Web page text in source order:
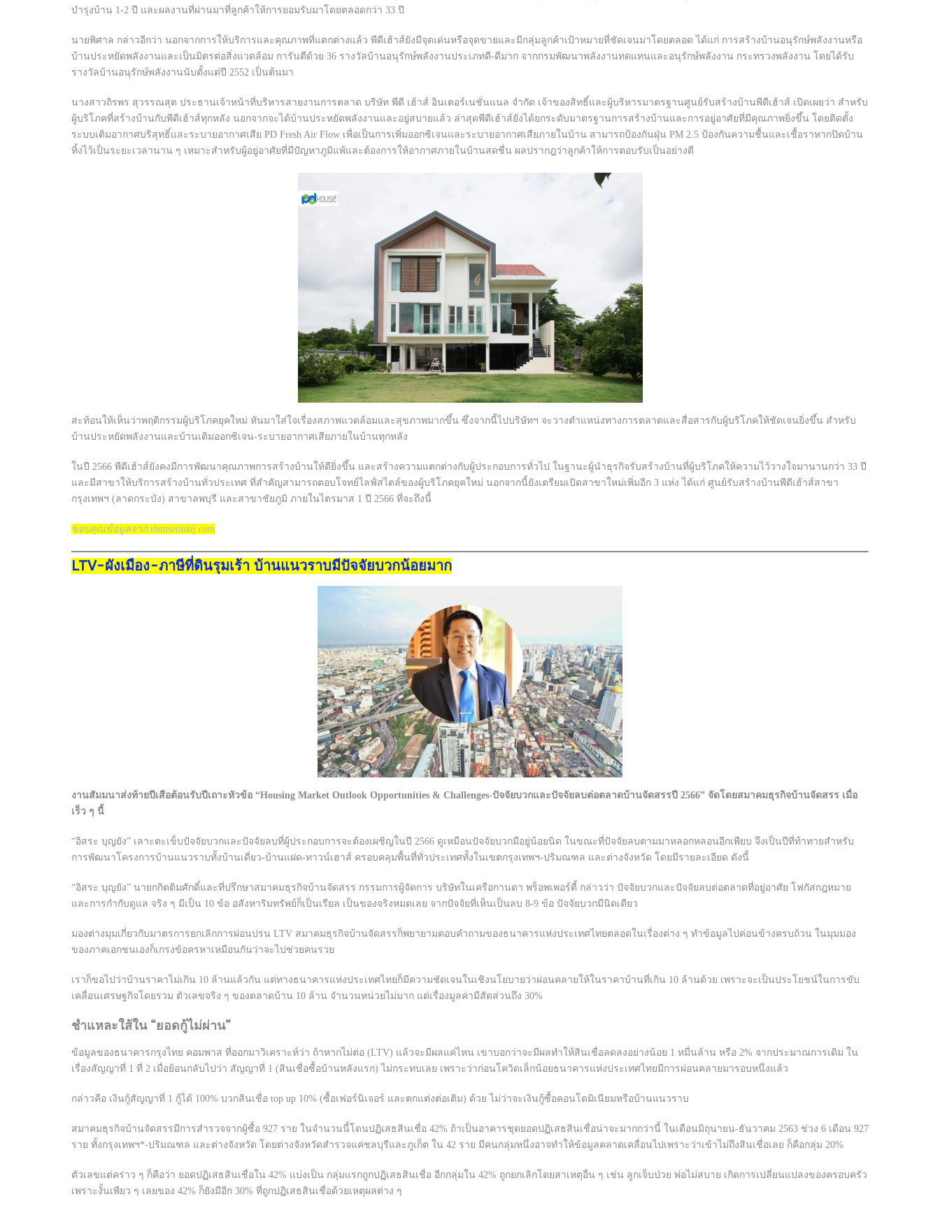
บำรุงบ้าน 1-2 ปี และผลงานที่ผ่านมาที่ลูกค้าให้การยอมรับมาโดยตลอดกว่า 33 ปี
นายพิศาล กล่าวอีกว่า นอกจากการให้บริการและคุณภาพที่แตกต่างแล้ว พีดีเฮ้าส์ยังมีจุดเด่นหรือจุดขายและมีกลุ่มลูกค้าเป้าหมายที่ชัดเจนมาโดยตลอด ได้แก่ การสร้างบ้านอนุรักษ์พลังงานหรือ
บ้านประหยัดพลังงานและเป็นมิตรต่อสิ่งแวดล้อม การันตีด้วย 36 รางวัลบ้านอนุรักษ์พลังงานประเภทดี-ดีมาก จากกรมพัฒนาพลังงานทดแทนและอนุรักษ์พลังงาน กระทรวงพลังงาน โดยได้รับ
รางวัลบ้านอนุรักษ์พลังงานนับตั้งแต่ปี 2552 เป็นต้นมา
นางสาวถิรพร สุวรรณสุต ประธานเจ้าหน้าที่บริหารสายงานการตลาด บริษัท พีดี เฮ้าส์ อินเตอร์เนชั่นแนล จำกัด เจ้าของสิทธิ์และผู้บริหารมาตรฐานศูนย์รับสร้างบ้านพีดีเฮ้าส์ เปิดเผยว่า สำหรับ
ผู้บริโภคที่สร้างบ้านกับพีดีเฮ้าส์ทุกหลัง นอกจากจะได้บ้านประหยัดพลังงานและอยู่สบายแล้ว ล่าสุดพีดีเฮ้าส์ยังได้ยกระดับมาตรฐานการสร้างบ้านและการอยู่อาศัยที่มีคุณภาพยิ่งขึ้น โดยติดตั้ง
ระบบเติมอากาศบริสุทธิ์และระบายอากาศเสีย PD Fresh Air Flow เพื่อเป็นการเพิ่มออกซิเจนและระบายอากาศเสียภายในบ้าน สามารถป้องกันฝุ่น PM 2.5 ป้องกันความชื้นและเชื้อราหากปิดบ้าน
ทิ้งไว้เป็นระยะเวลานาน ๆ เหมาะสำหรับผู้อยู่อาศัยที่มีปัญหาภูมิแพ้และต้องการให้อากาศภายในบ้านสดชื่น ผลปรากฎว่าลูกค้าให้การตอบรับเป็นอย่างดี
สะท้อนให้เห็นว่าพฤติกรรมผู้บริโภคยุคใหม่ หันมาใส่ใจเรื่องสภาพแวดล้อมและสุขภาพมากขึ้น ซึ่งจากนี้ไปบริษัทฯ จะวางตำแหน่งทางการตลาดและสื่อสารกับผู้บริโภคให้ชัดเจนยิ่งขึ้น สำหรับ
บ้านประหยัดพลังงานและบ้านเติมออกซิเจน-ระบายอากาศเสียภายในบ้านทุกหลัง
ในปี 2566 พีดีเฮ้าส์ยังคงมีการพัฒนาคุณภาพการสร้างบ้านให้ดียิ่งขึ้น และสร้างความแตกต่างกับผู้ประกอบการทั่วไป ในฐานะผู้นำธุรกิจรับสร้างบ้านที่ผู้บริโภคให้ความไว้วางใจมานานกว่า 33 ปี
และมีสาขาให้บริการสร้างบ้านทั่วประเทศ ที่สำคัญสามารถตอบโจทย์ไลฟ์สไตล์ของผู้บริโภคยุคใหม่ นอกจากนี้ยังเตรียมเปิดสาขาใหม่เพิ่มอีก 3 แห่ง ได้แก่ ศูนย์รับสร้างบ้านพีดีเฮ้าส์สาขา
กรุงเทพฯ (ลาดกระบัง) สาขาลพบุรี และสาขาชัยภูมิ ภายในไตรมาส 1 ปี 2566 ที่จะถึงนี้
ขอบคุณข้อมูลจาก thansettakij.com
LTV-ผังเมือง-ภาษีที่ดินรุมเร้า บ้านแนวราบมีปัจจัยบวกน้อยมาก
งานสัมมนาส่งท้ายปีเสือต้อนรับปีเถาะหัวข้อ “Housing Market Outlook Opportunities & Challenges-ปัจจัยบวกและปัจจัยลบต่อตลาดบ้านจัดสรรปี 2566” จัดโดยสมาคมธุรกิจบ้านจัดสรร เมื่อ
เร็ว ๆ นี้
“อิสระ บุญยัง” เลาะตะเข็บปัจจัยบวกและปัจจัยลบที่ผู้ประกอบการจะต้องเผชิญในปี 2566 ดูเหมือนปัจจัยบวกมีอยู่น้อยนิด ในขณะที่ปัจจัยลบตามมาหลอกหลอนอีกเพียบ จึงเป็นปีที่ท้าทายสำหรับ
การพัฒนาโครงการบ้านแนวราบทั้งบ้านเดี่ยว-บ้านแฝด-ทาวน์เฮาส์ ครอบคลุมพื้นที่ทั่วประเทศทั้งในเขตกรุงเทพฯ-ปริมณฑล และต่างจังหวัด โดยมีรายละเอียด ดังนี้
“อิสระ บุญยัง” นายกกิตติมศักดิ์และที่ปรึกษาสมาคมธุรกิจบ้านจัดสรร กรรมการผู้จัดการ บริษัทในเครือกานดา พร็อพเพอร์ตี้ กล่าวว่า ปัจจัยบวกและปัจจัยลบต่อตลาดที่อยู่อาศัย โฟกัสกฎหมาย
และการกำกับดูแล จริง ๆ มีเป็น 10 ข้อ อสังหาริมทรัพย์ก็เป็นเรียล เป็นของจริงหมดเลย จากปัจจัยที่เห็นเป็นลบ 8-9 ข้อ ปัจจัยบวกมีนิดเดียว
มองต่างมุมเกี่ยวกับมาตรการยกเลิกการผ่อนปรน LTV สมาคมธุรกิจบ้านจัดสรรก็พยายามตอบคำถามของธนาคารแห่งประเทศไทยตลอดในเรื่องต่าง ๆ ทำข้อมูลไปค่อนข้างครบถ้วน ในมุมมอง
ของภาคเอกชนเองก็เกรงข้อครหาเหมือนกันว่าจะไปช่วยคนรวย
เราก็ขอไปว่าบ้านราคาไม่เกิน 10 ล้านแล้วกัน แต่ทางธนาคารแห่งประเทศไทยก็มีความชัดเจนในเชิงนโยบายว่าผ่อนคลายให้ในราคาบ้านที่เกิน 10 ล้านด้วย เพราะจะเป็นประโยชน์ในการขับ
เคลื่อนเศรษฐกิจโดยรวม ตัวเลขจริง ๆ ของตลาดบ้าน 10 ล้าน จำนวนหน่วยไม่มาก แต่เรื่องมูลค่ามีสัดส่วนถึง 30%
ชำแหละใส้ใน “ยอดกู้ไม่ผ่าน”
ข้อมูลของธนาคารกรุงไทย คอมพาส ที่ออกมาวิเคราะห์ว่า ถ้าหากไม่ต่อ (LTV) แล้วจะมีผลแค่ไหน เขาบอกว่าจะมีผลทำให้สินเชื่อลดลงอย่างน้อย 1 หมื่นล้าน หรือ 2% จากประมาณการเดิม ใน
เรื่องสัญญาที่ 1 ที่ 2 เมื่อย้อนกลับไปว่า สัญญาที่ 1 (สินเชื่อซื้อบ้านหลังแรก) ไม่กระทบเลย เพราะว่าก่อนโควิดเล็กน้อยธนาคารแห่งประเทศไทยมีการผ่อนคลายมารอบหนึ่งแล้ว
กล่าวคือ เงินกู้สัญญาที่ 1 กู้ได้ 100% บวกสินเชื่อ top up 10% (ซื้อเฟอร์นิเจอร์ และตกแต่งต่อเติม) ด้วย ไม่ว่าจะเงินกู้ซื้อคอนโดมิเนียมหรือบ้านแนวราบ
สมาคมธุรกิจบ้านจัดสรรมีการสำรวจจากผู้ซื้อ 927 ราย ในจำนวนนี้โดนปฏิเสธสินเชื่อ 42% ถ้าเป็นอาคารชุดยอดปฏิเสธสินเชื่อน่าจะมากกว่านี้ ในเดือนมิถุนายน-ธันวาคม 2563 ช่วง 6 เดือน 927
ราย ทั้งกรุงเทพฯ*-ปริมณฑล และต่างจังหวัด โดยต่างจังหวัดสำรวจแค่ชลบุรีและภูเก็ต ใน 42 ราย มีคนกลุ่มหนึ่งอาจทำให้ข้อมูลคลาดเคลื่อนไปเพราะว่าเข้าไม่ถึงสินเชื่อเลย ก็คือกลุ่ม 20%
ตัวเลขแต่คร่าว ๆ ก็คือว่า ยอดปฏิเสธสินเชื่อใน 42% แบ่งเป็น กลุ่มแรกถูกปฏิเสธสินเชื่อ อีกกลุ่มใน 42% ถูกยกเลิกโดยสาเหตุอื่น ๆ เช่น ลูกเจ็บป่วย พ่อไม่สบาย เกิดการเปลี่ยนแปลงของครอบครัว
เพราะงั้นเพียว ๆ เลยของ 42% ก็ยังมีอีก 30% ที่ถูกปฏิเสธสินเชื่อด้วยเหตุผลต่าง ๆ